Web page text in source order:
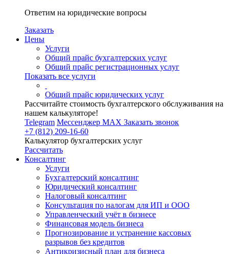
Ответим на юридические вопросы
Заказать
Цены
Услуги
Общий прайс бухгалтерских услуг
Общий прайс регистрационных услуг
Показать все услуги
Общий прайс юридических услуг
Рассчитайте стоимость бухгалтерского обслуживания на
нашем калькуляторе!
Telegram Мессенджер MAX Заказать звонок
+7 (812) 209-16-60
Калькулятор бухгалтерских услуг
Рассчитать
Консалтинг
Услуги
Бухгалтерский консалтинг
Юридический консалтинг
Налоговый консалтинг
Консультация по налогам для ИП и ООО
Управленческий учёт в бизнесе
Финансовая модель бизнеса
Прогнозирование и устранение кассовых
разрывов без кредитов
Антикризисный план для бизнеса